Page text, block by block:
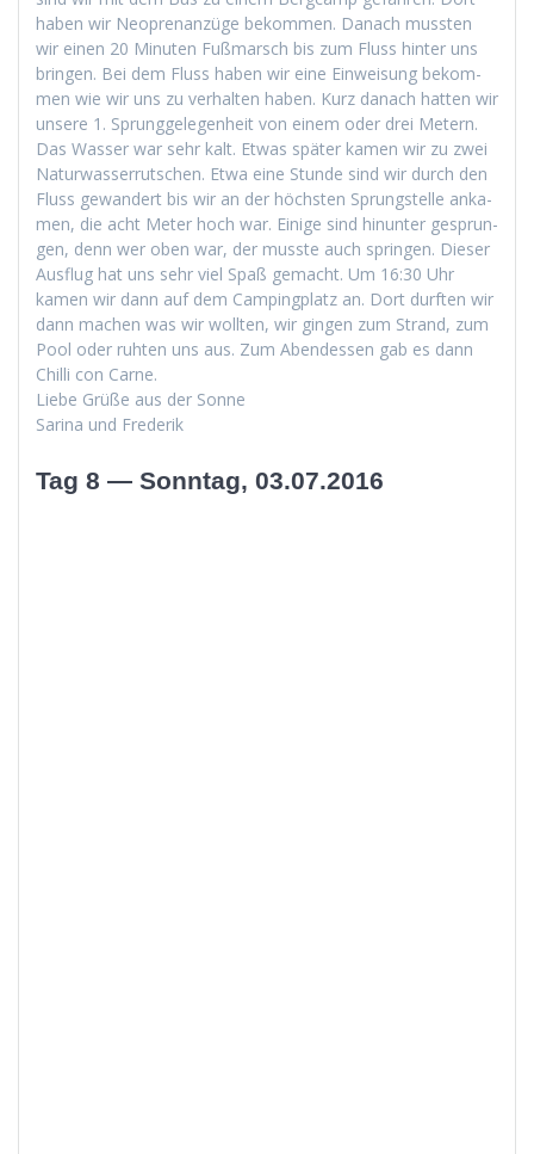
haben wir Neo­pre­nanzüge bekom­men. Danach mussten
wir einen 20 Minuten Fuß­marsch bis zum Fluss hin­ter uns
brin­gen. Bei dem Fluss haben wir eine Ein­weisung bekom­
men wie wir uns zu ver­hal­ten haben. Kurz danach hat­ten wir
unsere 1. Sprunggele­gen­heit von einem oder drei Metern.
Das Wass­er war sehr kalt. Etwas später kamen wir zu zwei
Natur­wasser­rutschen. Etwa eine Stunde sind wir durch den
Fluss gewan­dert bis wir an der höch­sten Sprung­stelle anka­
men, die acht Meter hoch war. Einige sind hin­unter gesprun­
gen, denn wer oben war, der musste auch sprin­gen. Dieser
Aus­flug hat uns sehr viel Spaß gemacht. Um 16:30 Uhr
kamen wir dann auf dem Camp­ing­platz an. Dort durften wir
dann machen was wir woll­ten, wir gin­gen zum Strand, zum
Pool oder ruht­en uns aus. Zum Aben­dessen gab es dann
Chilli con Carne.
Liebe Grüße aus der Sonne
Sari­na und Frederik
Tag 8 — Sonntag, 03.07.2016